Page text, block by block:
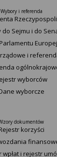
Wybory i referenda
do Sejmu i do
i
wyborców
wyborcze
dokumentów
korzyści
wpłat i rejestr